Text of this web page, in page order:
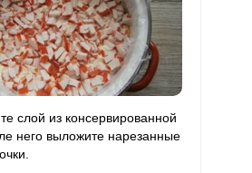
слой из консервированной
него выложите нарезанные